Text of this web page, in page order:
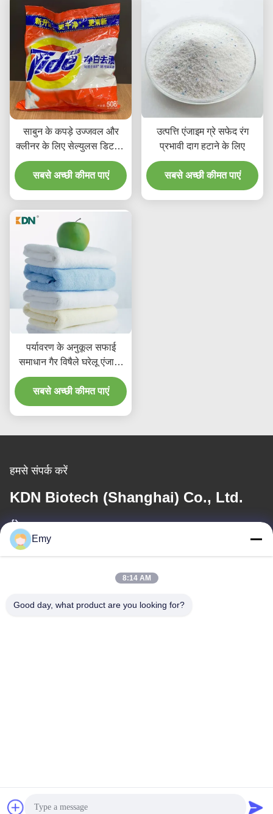
साबुन के कपड़े उज्जवल और
क्लीनर के लिए सेल्युलस डिटर्जेंट
घरेलू एंजाइम पाउडर
सबसे अच्छी कीमत पाएं
उत्पत्ति एंजाइम ग्रे सफेद रंग
प्रभावी दाग हटाने के लिए
सबसे अच्छी कीमत पाएं
पर्यावरण के अनुकूल सफाई
समाधान गैर विषैले घरेलू एंजाइम
डिटर्जेंट सामग्री सुधार
सबसे अच्छी कीमत पाएं
हमसे संपर्क करें
KDN Biotech (Shanghai) Co., Ltd.
ईमेल
Emy
8:14 AM
Good day, what product are you looking for?